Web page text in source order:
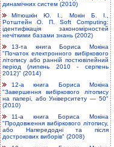
динамічних систем (2010)
Мітюшкін Ю. І., Мокін Б. І.,
Ротштейн О. П. Soft Computing:
ідентифікація закономірностей
нечіткими базами знань (2002)
13-та книга Бориса Мокіна
"Початок електронного вибіркового
літопису або ранній постювілейний
період (липень 2010 - серпень
2012)" (2014)
12-а книга Бориса Мокіна
"Завершення вибіркового літопису
на папері, або Університету — 50"
(2010)
11-а книга Бориса Мокіна
"Продовження вибіркового літопису,
або Напередодні та після
дострокових виборів" (2008)